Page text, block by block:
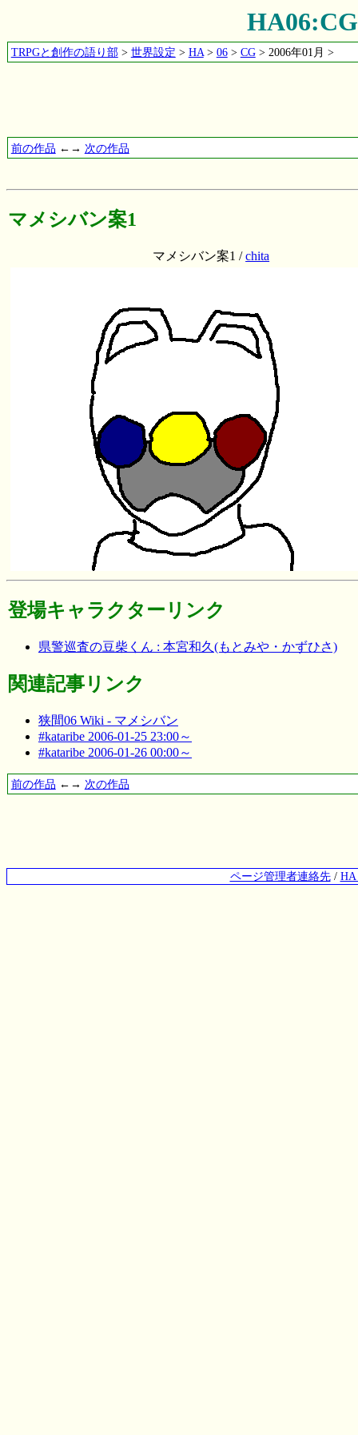
TRPGと創作の語り部> 世界設定 > HA> 06> CG> 2006年01月 >
前の作品 ←→ 次の作品
マメシバン案1
マメシバン案1 /chita
登場キャラクターリンク
県警巡査の豆柴くん : 本宮和久(もとみや・かずひさ)
関連記事リンク
狭間06 Wiki - マメシバン
#kataribe 2006-01-25 23:00～
#kataribe 2006-01-26 00:00～
前の作品 ←→ 次の作品
ページ管理者連絡先/ HA